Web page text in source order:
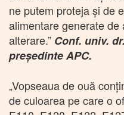
ne putem proteja și de
alimentare generate
alterare.” Conf. univ.
președinte APC.
„Vopseaua de ouă
de culoarea pe care o